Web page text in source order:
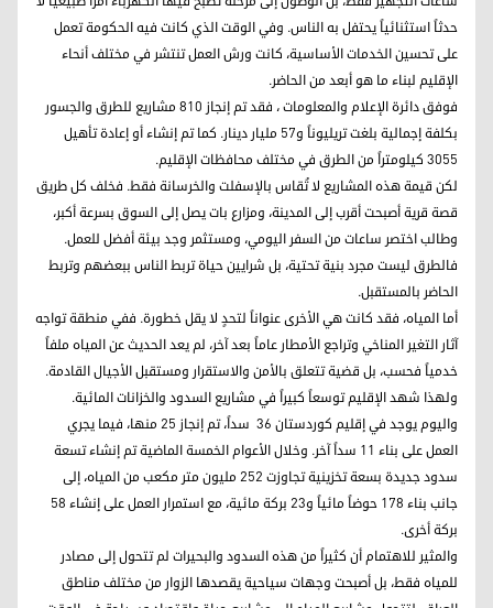
حدثاً استثنائياً يحتفل به الناس. وفي الوقت الذي كانت فيه الحكومة تعمل
على تحسين الخدمات الأساسية، كانت ورش العمل تنتشر في مختلف أنحاء
الإقليم لبناء ما هو أبعد من الحاضر.
فوفق دائرة الإعلام والمعلومات ، فقد تم إنجاز 810 مشاريع للطرق والجسور
بكلفة إجمالية بلغت تريليوناً و57 مليار دينار. كما تم إنشاء أو إعادة تأهيل
3055 كيلومتراً من الطرق في مختلف محافظات الإقليم.
لكن قيمة هذه المشاريع لا تُقاس بالإسفلت والخرسانة فقط. فخلف كل طريق
قصة قرية أصبحت أقرب إلى المدينة، ومزارع بات يصل إلى السوق بسرعة أكبر،
وطالب اختصر ساعات من السفر اليومي، ومستثمر وجد بيئة أفضل للعمل.
فالطرق ليست مجرد بنية تحتية، بل شرايين حياة تربط الناس ببعضهم وتربط
الحاضر بالمستقبل.
أما المياه، فقد كانت هي الأخرى عنواناً لتحدٍ لا يقل خطورة. ففي منطقة تواجه
آثار التغير المناخي وتراجع الأمطار عاماً بعد آخر، لم يعد الحديث عن المياه ملفاً
خدمياً فحسب، بل قضية تتعلق بالأمن والاستقرار ومستقبل الأجيال القادمة.
ولهذا شهد الإقليم توسعاً كبيراً في مشاريع السدود والخزانات المائية.
واليوم يوجد في إقليم كوردستان ٣٦ سداً، تم إنجاز 25 منها، فيما يجري
العمل على بناء 11 سداً آخر. وخلال الأعوام الخمسة الماضية تم إنشاء تسعة
سدود جديدة بسعة تخزينية تجاوزت 252 مليون متر مكعب من المياه، إلى
جانب بناء 178 حوضاً مائياً و23 بركة مائية، مع استمرار العمل على إنشاء 58
بركة أخرى.
والمثير للاهتمام أن كثيراً من هذه السدود والبحيرات لم تتحول إلى مصادر
للمياه فقط، بل أصبحت وجهات سياحية يقصدها الزوار من مختلف مناطق